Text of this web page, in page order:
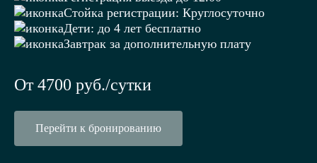
Стойка регистрации: Круглосуточно
Дети: до 4 лет бесплатно
Завтрак за дополнительную плату
От 4700 руб./сутки
Перейти к бронированию